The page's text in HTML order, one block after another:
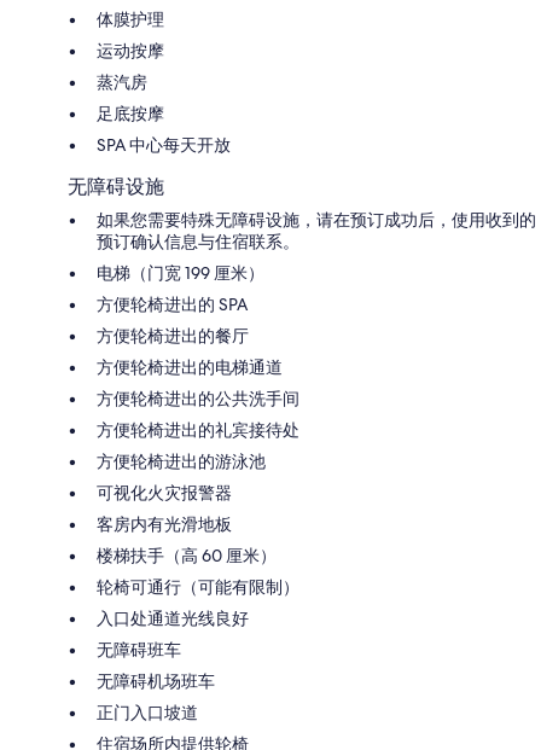
体膜护理
运动按摩
蒸汽房
足底按摩
SPA 中心每天开放
无障碍设施
如果您需要特殊无障碍设施，请在预订成功后，使用收到的
预订确认信息与住宿联系。
电梯（门宽 199 厘米）
方便轮椅进出的 SPA
方便轮椅进出的餐厅
方便轮椅进出的电梯通道
方便轮椅进出的公共洗手间
方便轮椅进出的礼宾接待处
方便轮椅进出的游泳池
可视化火灾报警器
客房内有光滑地板
楼梯扶手（高 60 厘米）
轮椅可通行（可能有限制）
入口处通道光线良好
无障碍班车
无障碍机场班车
正门入口坡道
住宿场所内提供轮椅